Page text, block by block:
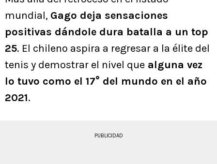
mundial, Gago deja sensaciones
positivas dándole dura batalla a un top
25. El chileno aspira a regresar a la élite del
tenis y demostrar el nivel que alguna vez
lo tuvo como el 17° del mundo en el año
2021.
PUBLICIDAD